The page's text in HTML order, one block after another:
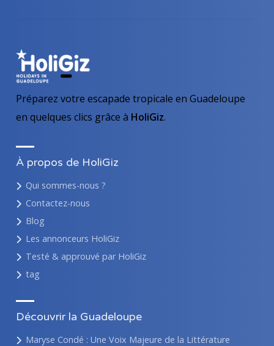
Préparez votre escapade tropicale en Guadeloupe
en quelques clics grâce à HoliGiz.
À propos de HoliGiz
Qui sommes-nous ?
Contactez-nous
Blog
Les annonceurs HoliGiz
Testé & approuvé par HoliGiz
tag
Découvrir la Guadeloupe
Maryse Condé : Une Voix Majeure de la Littérature